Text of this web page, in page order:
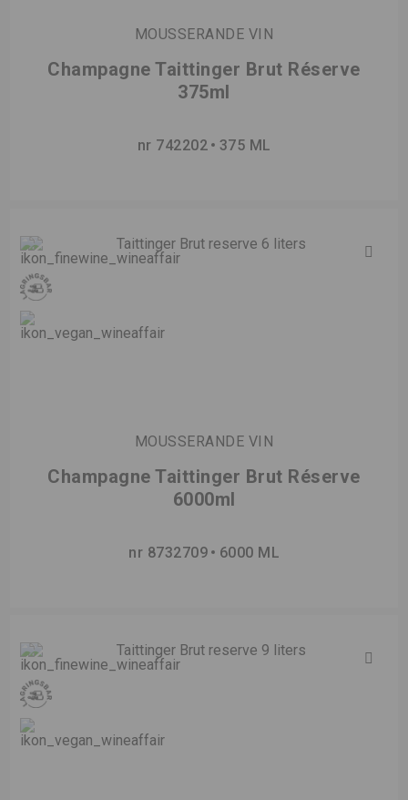
MOUSSERANDE VIN
Champagne Taittinger Brut Réserve
375ml
nr 742202 375 ML
MOUSSERANDE VIN
Champagne Taittinger Brut Réserve
6000ml
nr 8732709 6000 ML